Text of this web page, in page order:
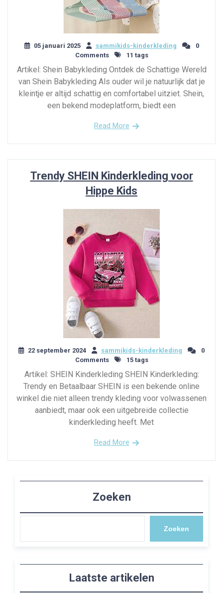
05 januari 2025 sammikids-kinderkleding
0
Comments
11 tags
Artikel: Shein Babykleding Ontdek de Schattige Wereld
van Shein Babykleding Als ouder wil je natuurlijk dat je
kleintje er altijd schattig en comfortabel uitziet. Shein,
een bekend modeplatform, biedt een
Read More
Trendy SHEIN Kinderkleding voor
Hippe Kids
22 september 2024 sammikids-kinderkleding
0
Comments
15 tags
Artikel: SHEIN Kinderkleding SHEIN Kinderkleding:
Trendy en Betaalbaar SHEIN is een bekende online
winkel die niet alleen trendy kleding voor volwassenen
aanbiedt, maar ook een uitgebreide collectie
kinderkleding heeft. Met
Read More
Zoeken
Zoeken
Laatste artikelen